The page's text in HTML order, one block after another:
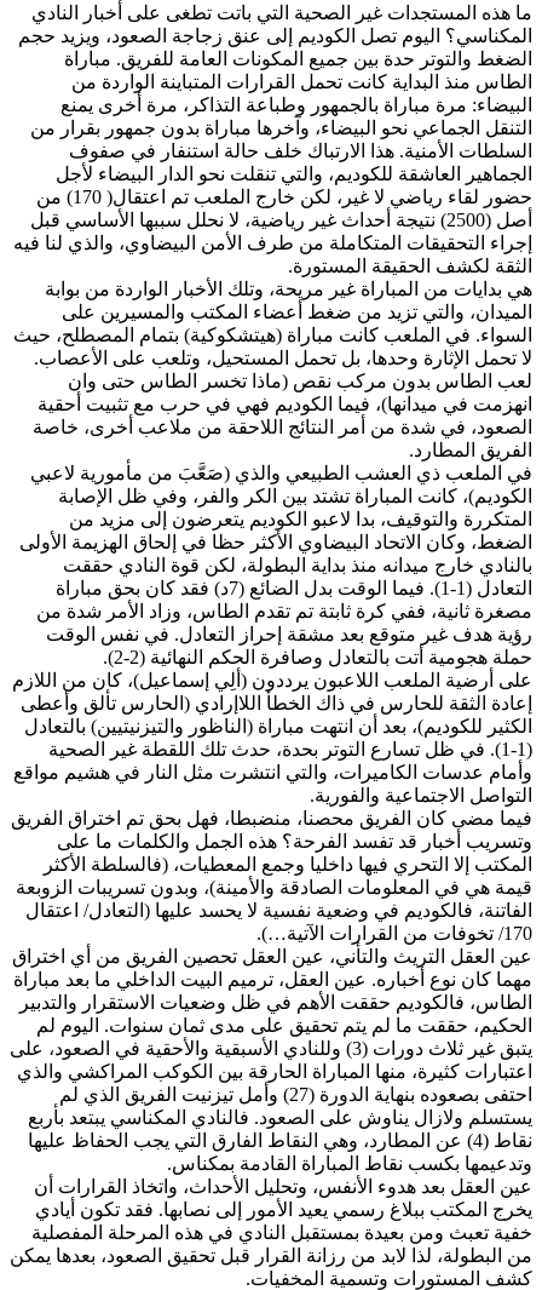
ما هذه المستجدات غير الصحية التي باتت تطغى على أخبار النادي
المكناسي؟ اليوم تصل الكوديم إلى عنق زجاجة الصعود، ويزيد حجم
الضغط والتوتر حدة بين جميع المكونات العامة للفريق. مباراة
الطاس منذ البداية كانت تحمل القرارات المتباينة الواردة من
البيضاء: مرة مباراة بالجمهور وطباعة التذاكر، مرة أخرى يمنع
التنقل الجماعي نحو البيضاء، وآخرها مباراة بدون جمهور بقرار من
السلطات الأمنية. هذا الارتباك خلف حالة استنفار في صفوف
الجماهير العاشقة للكوديم، والتي تنقلت نحو الدار البيضاء لأجل
حضور لقاء رياضي لا غير، لكن خارج الملعب تم اعتقال( 170) من
أصل (2500) نتيجة أحداث غير رياضية، لا نحلل سببها الأساسي قبل
إجراء التحقيقات المتكاملة من طرف الأمن البيضاوي، والذي لنا فيه
الثقة لكشف الحقيقة المستورة.
هي بدايات من المباراة غير مريحة، وتلك الأخبار الواردة من بوابة
الميدان، والتي تزيد من ضغط أعضاء المكتب والمسيرين على
السواء. في الملعب كانت مباراة (هيتشكوكية) بتمام المصطلح، حيث
لا تحمل الإثارة وحدها، بل تحمل المستحيل، وتلعب على الأعصاب.
لعب الطاس بدون مركب نقص (ماذا تخسر الطاس حتى وان
انهزمت في ميدانها)، فيما الكوديم فهي في حرب مع تثبيت أحقية
الصعود، في شدة من أمر النتائج اللاحقة من ملاعب أخرى، خاصة
الفريق المطارد.
في الملعب ذي العشب الطبيعي والذي (صَعَّبَ من مأمورية لاعبي
الكوديم)، كانت المباراة تشتد بين الكر والفر، وفي ظل الإصابة
المتكررة والتوقيف، بدا لاعبو الكوديم يتعرضون إلى مزيد من
الضغط، وكان الاتحاد البيضاوي الأكثر حظا في إلحاق الهزيمة الأولى
بالنادي خارج ميدانه منذ بداية البطولة، لكن قوة النادي حققت
التعادل (1-1). فيما الوقت بدل الضائع (7د) فقد كان بحق مباراة
مصغرة ثانية، ففي كرة ثابتة تم تقدم الطاس، وزاد الأمر شدة من
رؤية هدف غير متوقع بعد مشقة إحراز التعادل. في نفس الوقت
حملة هجومية أتت بالتعادل وصافرة الحكم النهائية (2-2).
على أرضية الملعب اللاعبون يرددون (ألِي إسماعيل)، كان من اللازم
إعادة الثقة للحارس في ذاك الخطأ اللاإرادي (الحارس تألق وأعطى
الكثير للكوديم)، بعد أن انتهت مباراة (الناظور والتيزنيتيين) بالتعادل
(1-1). في ظل تسارع التوتر بحدة، حدث تلك اللقطة غير الصحية
وأمام عدسات الكاميرات، والتي انتشرت مثل النار في هشيم مواقع
التواصل الاجتماعية والفورية.
فيما مضى كان الفريق محصنا، منضبطا، فهل بحق تم اختراق الفريق
وتسريب أخبار قد تفسد الفرحة؟ هذه الجمل والكلمات ما على
المكتب إلا التحري فيها داخليا وجمع المعطيات، (فالسلطة الأكثر
قيمة هي في المعلومات الصادقة والأمينة)، وبدون تسريبات الزوبعة
الفاتنة، فالكوديم في وضعية نفسية لا يحسد عليها (التعادل/ اعتقال
170/ تخوفات من القرارات الآتية…).
عين العقل التريث والتأني، عين العقل تحصين الفريق من أي اختراق
مهما كان نوع أخباره. عين العقل، ترميم البيت الداخلي ما بعد مباراة
الطاس، فالكوديم حققت الأهم في ظل وضعيات الاستقرار والتدبير
الحكيم، حققت ما لم يتم تحقيق على مدى ثمان سنوات. اليوم لم
يتبق غير ثلاث دورات (3) وللنادي الأسبقية والأحقية في الصعود، على
اعتبارات كثيرة، منها المباراة الحارقة بين الكوكب المراكشي والذي
احتفى بصعوده بنهاية الدورة (27) وأمل تيزنيت الفريق الذي لم
يستسلم ولازال يناوش على الصعود. فالنادي المكناسي يبتعد بأربع
نقاط (4) عن المطارد، وهي النقاط الفارق التي يجب الحفاظ عليها
وتدعيمها بكسب نقاط المباراة القادمة بمكناس.
عين العقل بعد هدوء الأنفس، وتحليل الأحداث، واتخاذ القرارات أن
يخرج المكتب ببلاغ رسمي يعيد الأمور إلى نصابها. فقد تكون أيادي
خفية تعبث ومن بعيدة بمستقبل النادي في هذه المرحلة المفصلية
من البطولة، لذا لابد من رزانة القرار قبل تحقيق الصعود، بعدها يمكن
كشف المستورات وتسمية المخفيات.